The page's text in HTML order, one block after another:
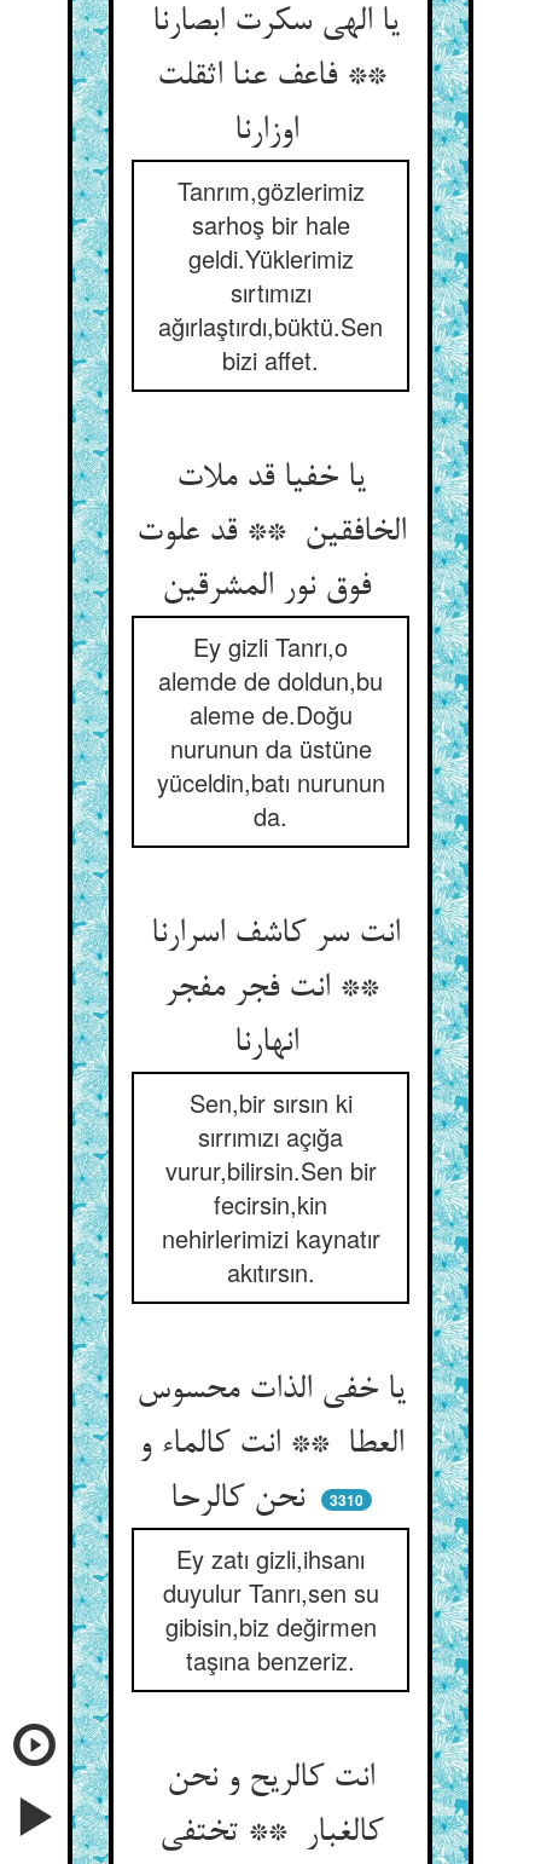
یا الهی سکرت ابصارنا
** فاعف عنا اثقلت
اوزارنا
Tanrım,gözlerimiz
sarhoş bir hale
geldi.Yüklerimiz
sırtımızı
ağırlaştırdı,büktü.Sen
bizi affet.
یا خفیا قد ملات
الخافقین ** قد علوت
فوق نور المشرقین
Ey gizli Tanrı,o
alemde de doldun,bu
aleme de.Doğu
nurunun da üstüne
yüceldin,batı nurunun
da.
انت سر کاشف اسرارنا
** انت فجر مفجر
انهارنا
Sen,bir sırsın ki
sırrımızı açığa
vurur,bilirsin.Sen bir
fecirsin,kin
nehirlerimizi kaynatır
akıtırsın.
یا خفی الذات محسوس
العطا ** انت کالماء و
نحن کالرحا
3310
Ey zatı gizli,ihsanı
duyulur Tanrı,sen su
gibisin,biz değirmen
taşına benzeriz.
انت کالریح و نحن
کالغبار ** تختفی